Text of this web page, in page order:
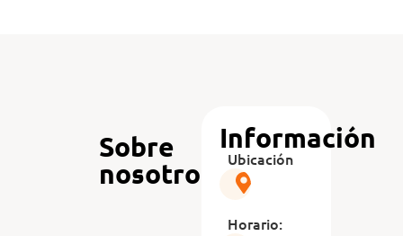
Sobre
nosotros
Información
Ubicación
Horario: